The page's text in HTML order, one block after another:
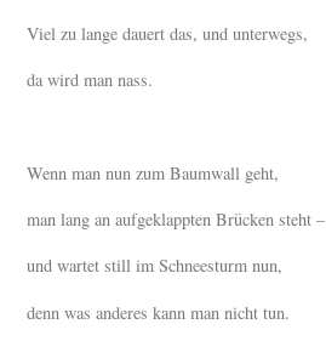
Viel zu lange dauert das, und unterwegs,
da wird man nass.
Wenn man nun zum Baumwall geht,
man lang an aufgeklappten Brücken steht –
und wartet still im Schneesturm nun,
denn was anderes kann man nicht tun.